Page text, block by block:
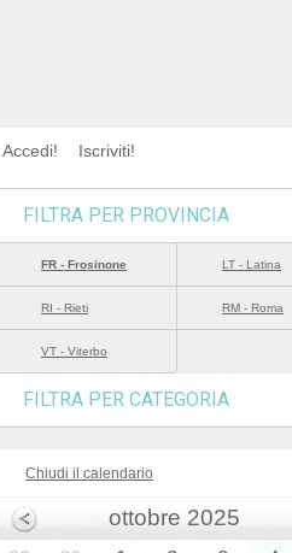
Accedi! Iscriviti!
FILTRA PER PROVINCIA
FR - Frosinone LT - Latina
RI - Rieti RM - Roma
VT - Viterbo
FILTRA PER CATEGORIA
Chiudi il calendario
ottobre 2025